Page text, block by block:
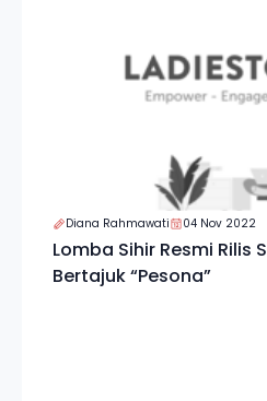
Diana Rahmawati 04 Nov 2022
Lomba Sihir Resmi Rilis
Bertajuk “Pesona”